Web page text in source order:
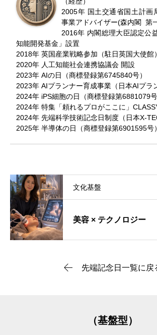
2005年 国土交通省国土計画
事業アドバイザー(森内閣 第
2016年 内閣総理大臣認定公
知能開発基金」設置
2018年 英国産業戦略参加（駐日英国大使館）
2020年 人工知能社会連携協議会 開設
2023年 AIの日（商標登録第6745840号）
2023年 AIプランナー育成事業（日本AIプラ
2024年 iPS細胞の日（商標登録第6881079号
2024年 特集「頼れるプロがここに」
2024年 先端科学技術記念日制度（日本X-
2025年 半導体の日（商標登録第6901595号）
美容 × テクノロジー
文化基盤
先端記念日一覧に戻
（基盤型）